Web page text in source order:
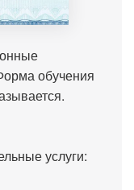
обучения
услуги: